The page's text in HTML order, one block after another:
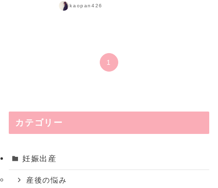
kaopan426
1
カテゴリー
妊娠出産
産後の悩み